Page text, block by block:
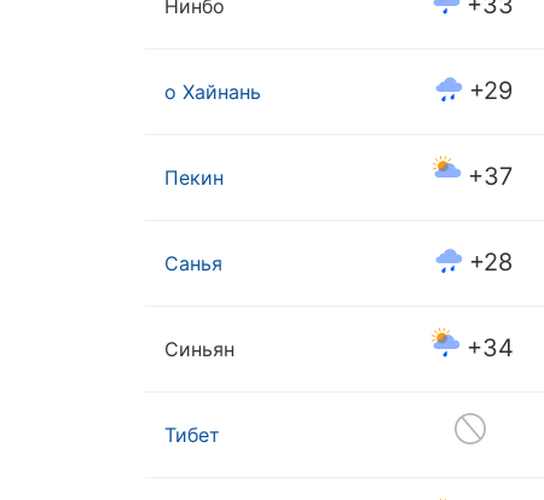
Нинбо
о Хайнань +29
Пекин +37
Санья +28
Синьян +34
Тибет